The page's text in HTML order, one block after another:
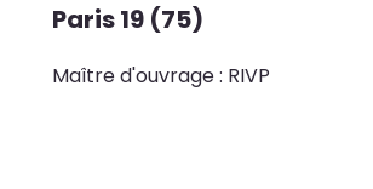
Paris 19 (75)
Maître d'ouvrage : RIVP